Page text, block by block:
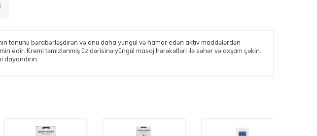
tonunu bərabərləşdirən və onu daha yüngül və hamar edən aktiv maddələrdən
edir. Kremi təmizlənmiş üz dərisinə yüngül masaj hərəkətləri ilə səhər və axşam çəkin.